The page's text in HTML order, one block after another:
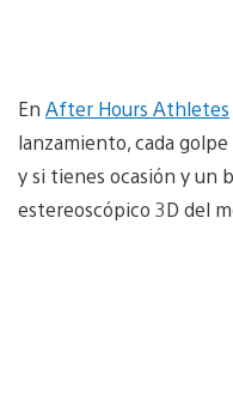
En After Hours Athletes
lanzamiento, cada
y si tienes ocasión y un
estereoscópico 3D del